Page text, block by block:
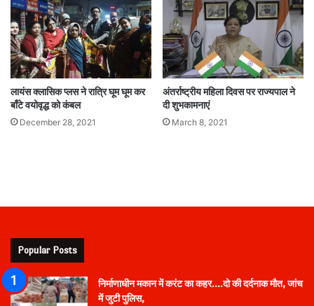
लायंस क्लासिक प्लस ने रात्रि घूम घूम कर
बाँटे वयोवृद्ध को कंबल
December 28, 2021
अंतर्राष्ट्रीय महिला दिवस पर राज्यपाल ने
दी शुभकामनाएं
March 8, 2021
Popular Posts
निर्माणाधीन मकान में करंट का कहर….दो की दर्दनाक मौत, जांच
में जुटी पुलिस,